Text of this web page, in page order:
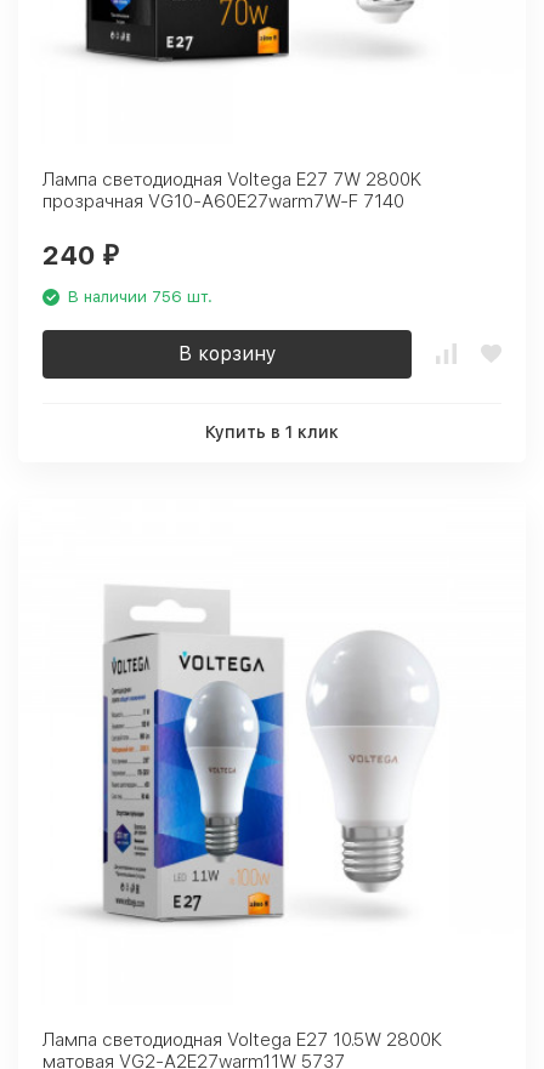
Лампа светодиодная Voltega E27 7W 2800K
прозрачная VG10-A60E27warm7W-F 7140
240 ₽
В наличии 756 шт.
В корзину
Купить в 1 клик
Лампа светодиодная Voltega E27 10.5W 2800К
матовая VG2-A2E27warm11W 5737